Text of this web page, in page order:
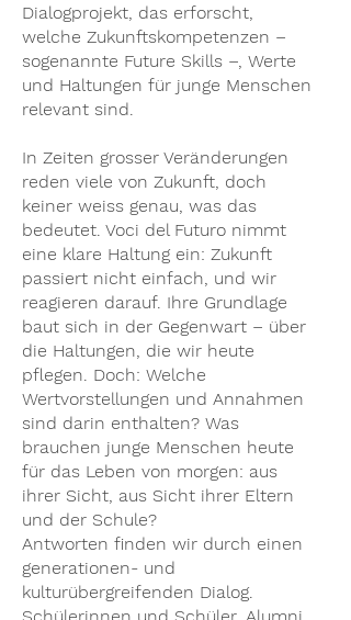
Dialogprojekt, das erforscht,
welche Zukunftskompetenzen –
sogenannte Future Skills –, Werte
und Haltungen für junge Menschen
relevant sind.
In Zeiten grosser Veränderungen
reden viele von Zukunft, doch
keiner weiss genau, was das
bedeutet. Voci del Futuro nimmt
eine klare Haltung ein: Zukunft
passiert nicht einfach, und wir
reagieren darauf. Ihre Grundlage
baut sich in der Gegenwart – über
die Haltungen, die wir heute
pflegen. Doch: Welche
Wertvorstellungen und Annahmen
sind darin enthalten? Was
brauchen junge Menschen heute
für das Leben von morgen: aus
ihrer Sicht, aus Sicht ihrer Eltern
und der Schule?
Antworten finden wir durch einen
generationen- und
kulturübergreifenden Dialog.